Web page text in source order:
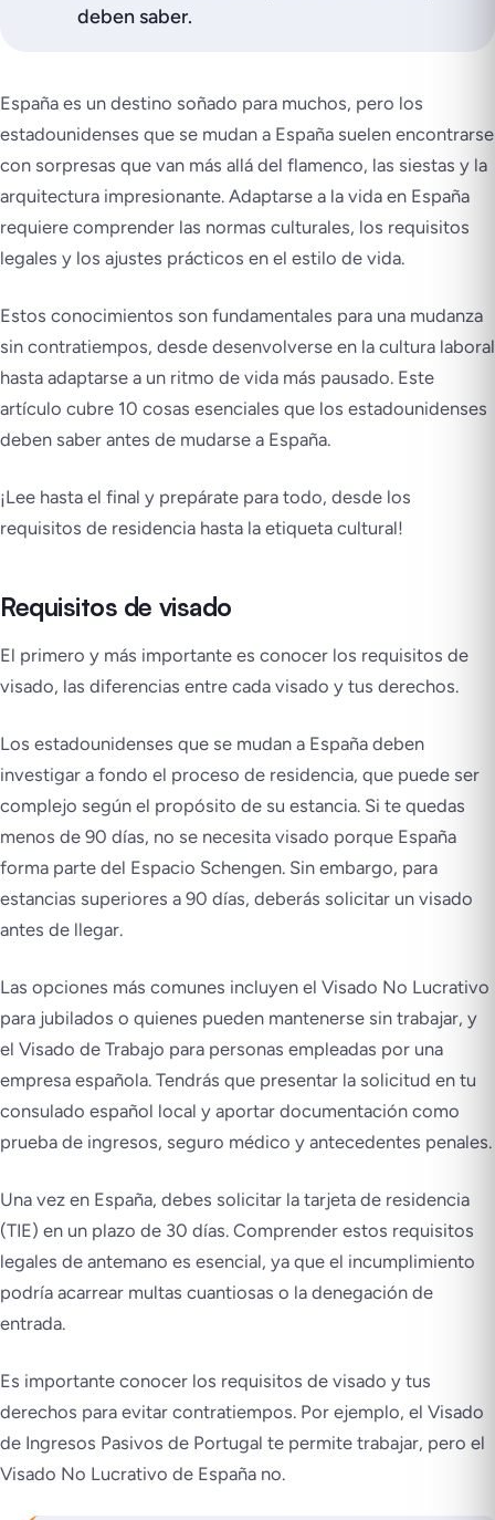
deben saber.
España es un destino soñado para muchos, pero los
estadounidenses que se mudan a España suelen encontrarse
con sorpresas que van más allá del flamenco, las siestas y la
arquitectura impresionante. Adaptarse a la vida en España
requiere comprender las normas culturales, los requisitos
legales y los ajustes prácticos en el estilo de vida.
Estos conocimientos son fundamentales para una mudanza
sin contratiempos, desde desenvolverse en la cultura laboral
hasta adaptarse a un ritmo de vida más pausado. Este
artículo cubre 10 cosas esenciales que los estadounidenses
deben saber antes de mudarse a España.
¡Lee hasta el final y prepárate para todo, desde los
requisitos de residencia hasta la etiqueta cultural!
Requisitos de visado
El primero y más importante es conocer los requisitos de
visado, las diferencias entre cada visado y tus derechos.
Los estadounidenses que se mudan a España deben
investigar a fondo el proceso de residencia, que puede ser
complejo según el propósito de su estancia. Si te quedas
menos de 90 días, no se necesita visado porque España
forma parte del Espacio Schengen. Sin embargo, para
estancias superiores a 90 días, deberás solicitar un visado
antes de llegar.
Las opciones más comunes incluyen el Visado No Lucrativo
para jubilados o quienes pueden mantenerse sin trabajar, y
el Visado de Trabajo para personas empleadas por una
empresa española. Tendrás que presentar la solicitud en tu
consulado español local y aportar documentación como
prueba de ingresos, seguro médico y antecedentes penales.
Una vez en España, debes solicitar la tarjeta de residencia
(TIE) en un plazo de 30 días. Comprender estos requisitos
legales de antemano es esencial, ya que el incumplimiento
podría acarrear multas cuantiosas o la denegación de
entrada.
Es importante conocer los requisitos de visado y tus
derechos para evitar contratiempos. Por ejemplo, el Visado
de Ingresos Pasivos de Portugal te permite trabajar, pero el
Visado No Lucrativo de España no.